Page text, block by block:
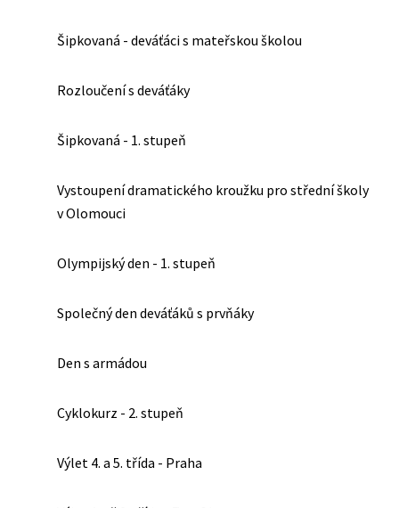
Šipkovaná - deváťáci s mateřskou školou
Rozloučení s deváťáky
Šipkovaná - 1. stupeň
Vystoupení dramatického kroužku pro střední školy
v Olomouci
Olympijský den - 1. stupeň
Společný den deváťáků s prvňáky
Den s armádou
Cyklokurz - 2. stupeň
Výlet 4. a 5. třída - Praha